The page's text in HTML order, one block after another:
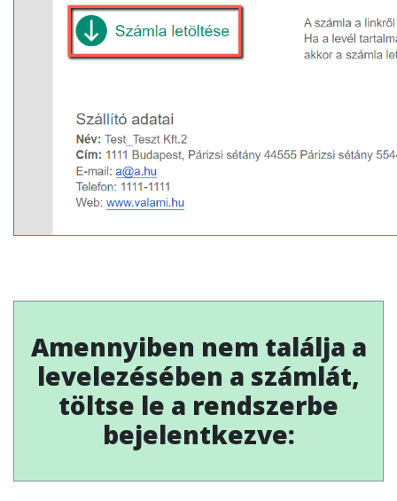
Amennyiben nem találja a
levelezésében a számlát,
töltse le a rendszerbe
bejelentkezve: